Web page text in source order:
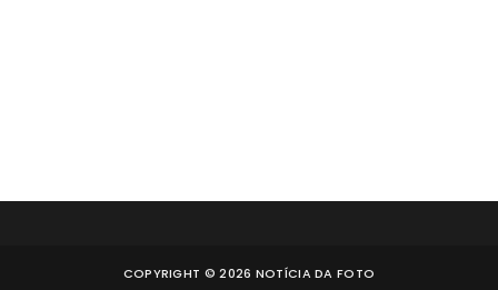
COPYRIGHT ©2026 NOTÍCIA DA FOTO